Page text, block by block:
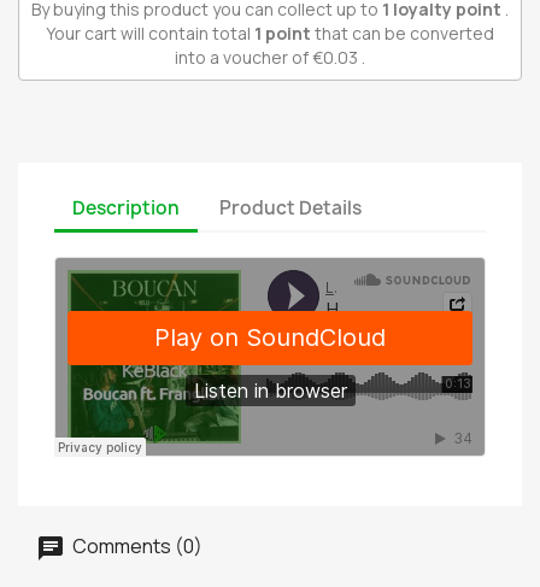
By buying this product you can collect up to 1 loyalty point .
Your cart will contain total 1 point that can be converted
into a voucher of€0.03 .
Description Product Details
Comments (0)